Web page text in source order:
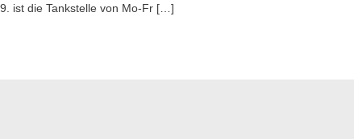
ist die Tankstelle von Mo-Fr […]